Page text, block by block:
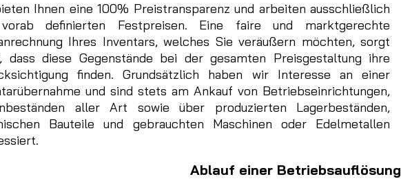
Ihnen eine 100% Preistransparenz und arbeiten ausschließlich
definierten Festpreisen. Eine faire und marktgerechte
Ihres Inventars, welches Sie veräußern möchten, sorgt
dass diese Gegenstände bei der gesamten Preisgestaltung ihre
finden. Grundsätzlich haben wir Interesse an einer
und sind stets am Ankauf von Betriebseinrichtungen,
aller Art sowie über produzierten Lagerbeständen,
Bauteile und gebrauchten Maschinen oder Edelmetallen
Ablauf einer Betriebsauflösung